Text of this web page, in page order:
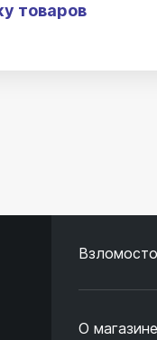
товаров
О магазине